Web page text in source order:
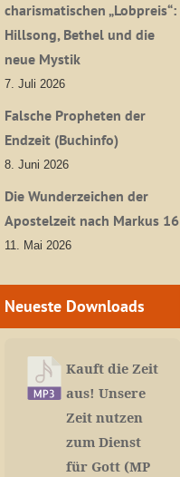
charismatischen „Lobpreis“:
Hillsong, Bethel und die
neue Mystik
7. Juli 2026
Falsche Propheten der
Endzeit (Buchinfo)
8. Juni 2026
Die Wunderzeichen der
Apostelzeit nach Markus 16
11. Mai 2026
Neueste Downloads
Kauft die Zeit
aus! Unsere
Zeit nutzen
zum Dienst
für Gott (MP